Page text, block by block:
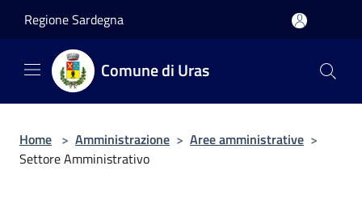
Regione Sardegna
Comune di Uras
Home > Amministrazione > Aree amministrative >
Settore Amministrativo